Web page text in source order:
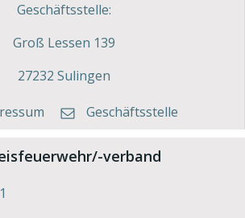
Geschäftsstelle:
Groß Lessen 139
27232 Sulingen
Geschäftsstelle
verband